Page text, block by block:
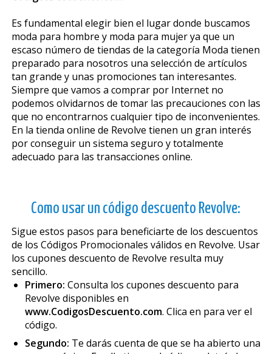
Es fundamental elegir bien el lugar donde buscamos
moda para hombre y moda para mujer ya que un
escaso número de tiendas de la categoría Moda tienen
preparado para nosotros una selección de artículos
tan grande y unas promociones tan interesantes.
Siempre que vamos a comprar por Internet no
podemos olvidarnos de tomar las precauciones con las
que no encontrarnos cualquier tipo de inconvenientes.
En la tienda online de Revolve tienen un gran interés
por conseguir un sistema seguro y totalmente
adecuado para las transacciones online.
Como usar un código descuento Revolve:
Sigue estos pasos para beneficiarte de los descuentos
de los Códigos Promocionales válidos en Revolve. Usar
los cupones descuento de Revolve resulta muy
sencillo.
Primero: Consulta los cupones descuento para
Revolve disponibles en
www.CodigosDescuento.com. Clica en para ver el
código.
Segundo: Te darás cuenta de que se ha abierto una